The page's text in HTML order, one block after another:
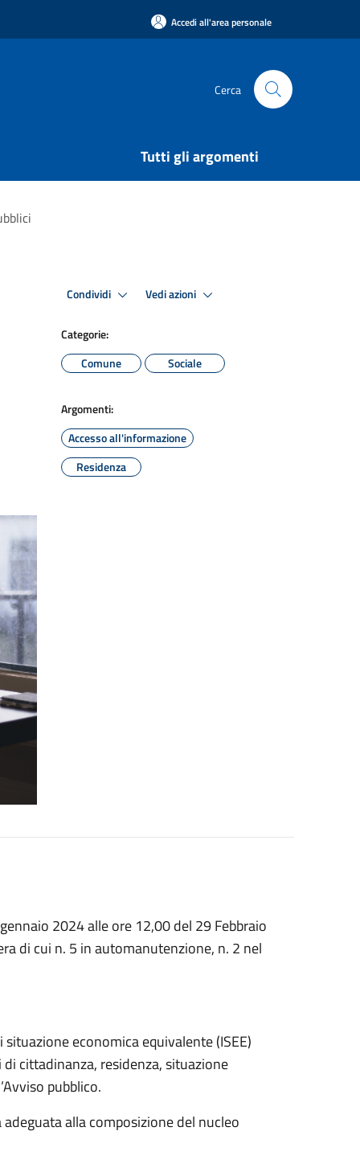
Accedi all'area personale
Cerca
Tutti gli argomenti
Condividi Vedi azioni
Categorie:
Comune
Sociale
Argomenti:
Accesso all'informazione
Residenza
2024 alle ore 12,00 del 29 Febbraio
di cui n. 5 in automanutenzione, n. 2 nel
economica equivalente (ISEE)
cittadinanza, residenza, situazione
pubblico.
alla composizione del nucleo